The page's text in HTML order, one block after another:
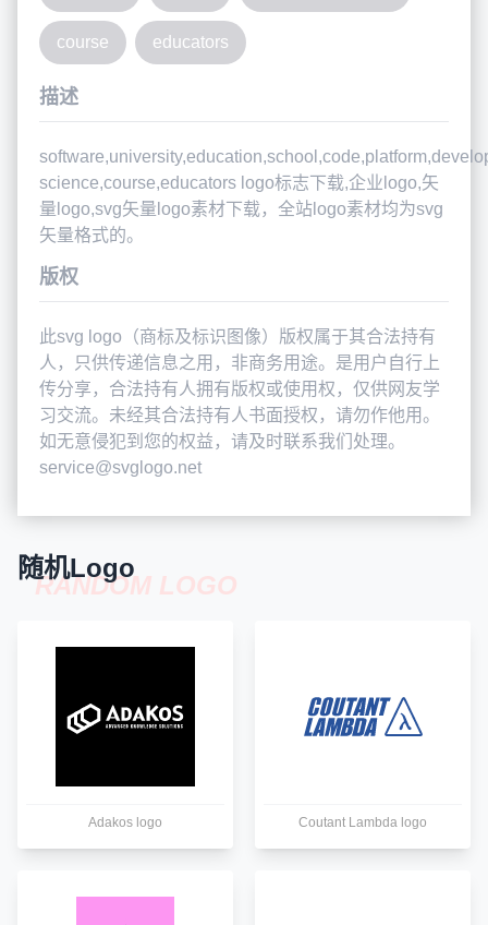
course educators
描述
science,course,educators logo标志下载,企业logo,矢
量logo,svg矢量logo素材下载，全站logo素材均为svg
矢量格式的。
版权
此svg logo（商标及标识图像）版权属于其合法持有
人，只供传递信息之用，非商务用途。是用户自行上
传分享，合法持有人拥有版权或使用权，仅供网友学
习交流。未经其合法持有人书面授权，请勿作他用。
如无意侵犯到您的权益，请及时联系我们处理。
service@svglogo.net
随机Logo
RANDOM LOGO
Adakos logo Coutant Lambda logo